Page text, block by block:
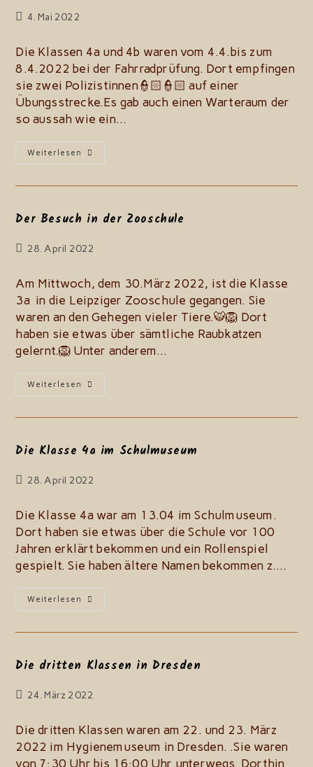
Beitrag
geändert
4. Mai 2022
Die Klassen 4a und 4b waren vom 4.4.bis zum
8.4.2022 bei der Fahrradprüfung. Dort empfingen
sie zwei Polizistinnen👮🏻👮🏻 auf einer
Übungsstrecke.Es gab auch einen Warteraum der
so aussah wie ein…
Weiterlesen Fahrradprüfungen
Der Besuch in der Zooschule
Beitrag
geändert
28. April 2022
Am Mittwoch, dem 30.März 2022, ist die Klasse
3a in die Leipziger Zooschule gegangen. Sie
waren an den Gehegen vieler Tiere.🐯🦁 Dort
haben sie etwas über sämtliche Raubkatzen
gelernt.🦁 Unter anderem…
Weiterlesen
Der
Besuch
Die Klasse 4a im Schulmuseum
Beitrag
geändert
28. April 2022
Die Klasse 4a war am 13.04 im Schulmuseum.
Dort haben sie etwas über die Schule vor 100
Jahren erklärt bekommen und ein Rollenspiel
gespielt. Sie haben ältere Namen bekommen z.…
Weiterlesen
Die
Klasse
Die dritten Klassen in Dresden
Beitrag
geändert
24. März 2022
Die dritten Klassen waren am 22. und 23. März
2022 im Hygienemuseum in Dresden. .Sie waren
von 7:30 Uhr bis 16:00 Uhr unterwegs. Dorthin